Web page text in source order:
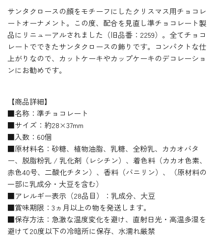
サンタクロースの顔をモチーフにしたクリスマス用チョコレ
ートオーナメント。この度、配合を見直し準チョコレート製
品にリニューアルされました（旧品番：2259）。全てチョコ
レートでできたサンタクロースの飾りです。コンパクトな仕
上がりなので、カットケーキやカップケーキのデコレーショ
ンにお勧めです。
【商品詳細】
■名称：準チョコレート
■サイズ：約28×37mm
■入数：60個
■原材料名：砂糖、植物油脂、乳糖、全粉乳、カカオバタ
ー、脱脂粉乳 / 乳化剤（レシチン）、着色料（カカオ色素、
赤色40号、二酸化チタン）、香料（バニリン）、（原材料の
一部に乳成分・大豆を含む）
■アレルギー表示（28品目）：乳成分、大豆
■賞味期限：3ヵ月以上の物を発送します。
■保存方法：急激な温度変化を避け、直射日光・高温多湿を
避けて20度以下の冷暗所に保存、水濡れ厳禁